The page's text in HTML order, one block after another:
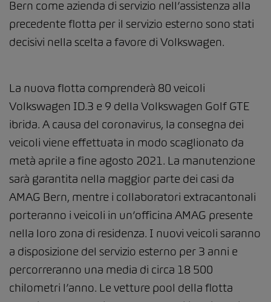
Bern come azienda di servizio nell’assistenza alla
precedente flotta per il servizio esterno sono stati
decisivi nella scelta a favore di Volkswagen.
La nuova flotta comprenderà 80 veicoli
Volkswagen ID.3 e 9 della Volkswagen Golf GTE
ibrida. A causa del coronavirus, la consegna dei
veicoli viene effettuata in modo scaglionato da
metà aprile a fine agosto 2021. La manutenzione
sarà garantita nella maggior parte dei casi da
AMAG Bern, mentre i collaboratori extracantonali
porteranno i veicoli in un’officina AMAG presente
nella loro zona di residenza. I nuovi veicoli saranno
a disposizione del servizio esterno per 3 anni e
percorreranno una media di circa 18 500
chilometri l’anno. Le vetture pool della flotta